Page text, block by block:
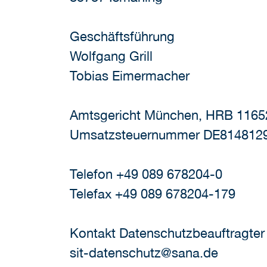
Geschäftsführung
Wolfgang Grill
Tobias Eimermacher
Amtsgericht München, HRB
Umsatzsteuernummer
Telefon +49 089 678204-0
Telefax +49 089 678204-179
Kontakt Datenschutzbeauftragter
sit-datenschutz@sana.de